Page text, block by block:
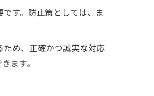
す。防止策としては、ま
め、正確かつ誠実な対応
ます。